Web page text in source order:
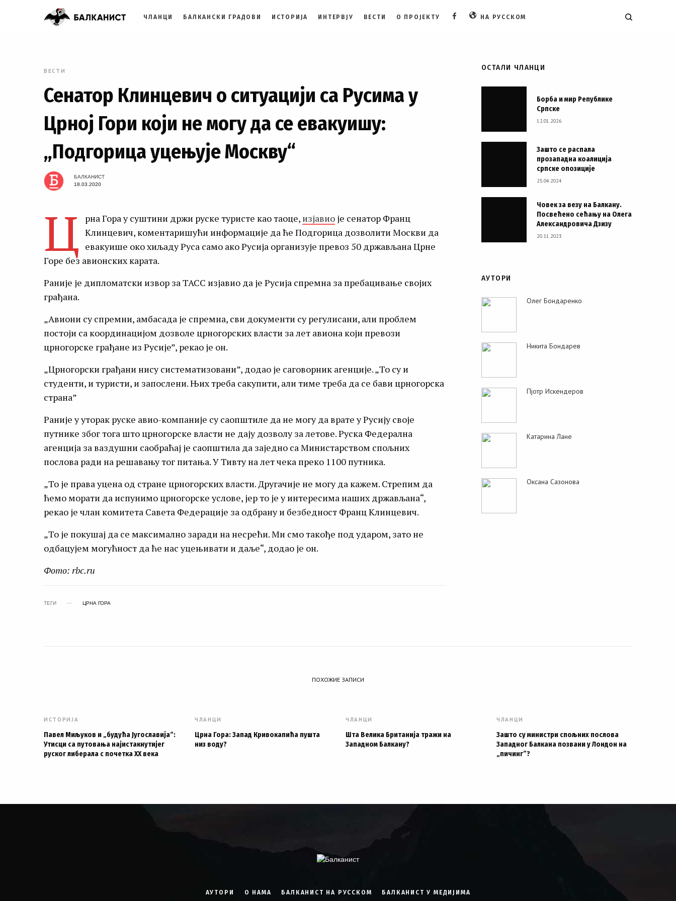
ЧЛАНЦИ БАЛКАНСКИ ГРАДОВИ ИСТОРИЈА ИНТЕРВЈУ ВЕСТИ О ПРОЈЕКТУ FACEBOOKНА РУССКОМ
ВЕСТИ
Сенатор Клинцевич о ситуацији са Русима у
Црној Гори који не могу да се евакуишу:
„Подгорица уцењује Москву“
БАЛКАНИСТ
18.03.2020
Ц рна Гора у суштини држи руске туристе као таоце, изјавиоје сенатор Франц
Клинцевич, коментаришући информације да ће Подгорица дозволити Москви да
евакуише око хиљаду Руса само ако Русија организује превоз 50 држављана Црне
Горе без авионских карата.
Раније је дипломатски извор за ТАСС изјавио да је Русија спремна за пребацивање својих
грађана.
„Авиони су спремни, амбасада је спремна, сви документи су регулисани, али проблем
постоји са координацијом дозволе црногорских власти за лет авиона који превози
црногорске грађане из Русијe”, рекао је он.
„Црногорски грађани нису систематизовани”, додао је саговорник агенције. „То су и
студенти, и туристи, и запослени. Њих треба сакупити, али тиме треба да се бави црногорска
страна”
Раније у уторак руске авио-компаније су саопштиле да не могу да врате у Русију своје
путнике због тога што црногорске власти не дају дозволу за летове. Руска Федерална
агенција за ваздушни саобраћај је саопштила да заједно са Министарством спољних
послова ради на решавању тог питања. У Тивту на лет чека преко 1100 путника.
„То је права уцена од стране црногорских власти. Другачије не могу да кажем. Стрепим да
ћемо морати да испунимо црногорске услове, јер то је у интересима наших држављана“,
рекао је члан комитета Савета Федерације за одбрану и безбедност Франц Клинцевич.
„То је покушај да се максимално заради на несрећи. Ми смо такође под ударом, зато не
одбацујем могућност да ће нас уцењивати и даље“, додао је он.
Фото: rbc.ru
ТЕГИ ЦРНА ГОРА
ОСТАЛИ ЧЛАНЦИ
Борба и мир Републике
Српске
12.01.2026
Зашто се распала
прозападна коалиција
српске опозиције
25.04.2024
Човек за везу на Балкану.
Посвећено сећању на Олега
Александровича Дзизу
20.11.2023
АУТОРИ
Олег Бондаренко
Никита Бондарев
Пjoтр Искендеров
Катарина Лане
Оксана Сазонова
ПОХОЖИЕ ЗАПИСИ
ИСТОРИЈА
Павел Миљуков и „будућа Југославија“:
Утисци са путовања најистакнутијег
руског либерала с почетка XX века
ЧЛАНЦИ
Црна Гора: Запад Кривокапића пушта
низ воду?
ЧЛАНЦИ
Шта Велика Британија тражи на
Западном Балкану?
ЧЛАНЦИ
Зашто су министри спољних послова
Западног Балкана позвани у Лондон на
„пичинг”?
АУТОРИ О НАМА БАЛКАНИСТ НА РУССКОМ БАЛКАНИСТ У МЕДИЈИМА